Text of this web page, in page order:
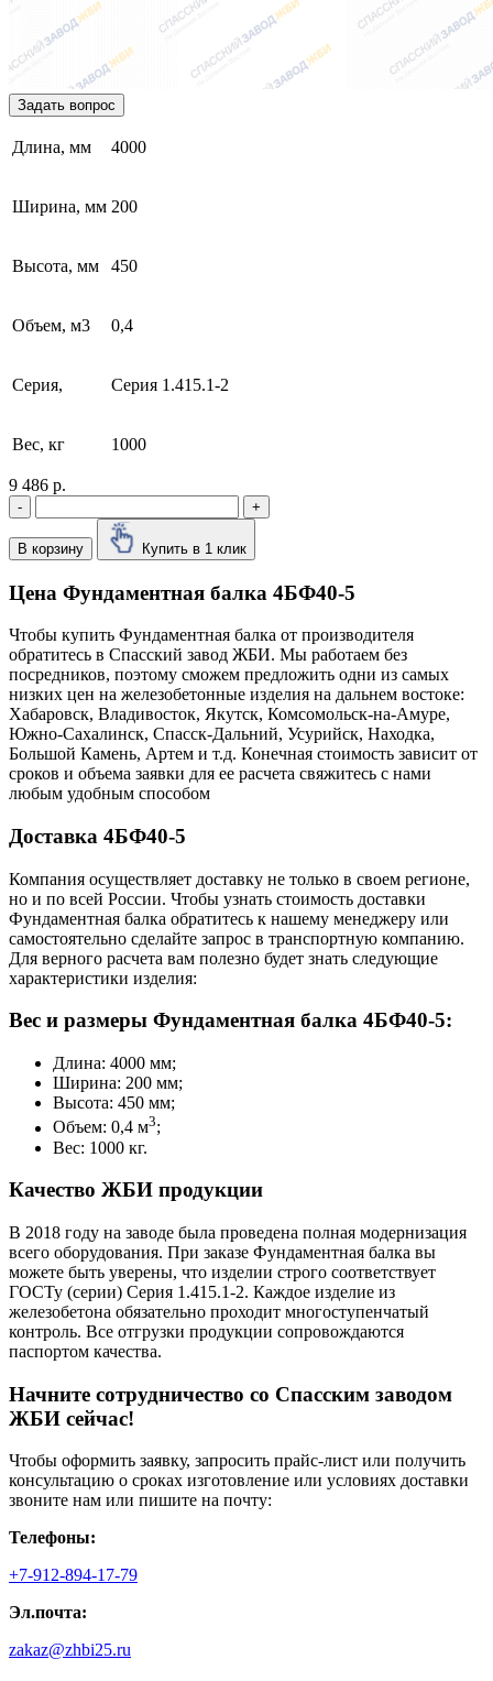
Задать вопрос
Длина, мм 4000
Ширина, мм 200
Высота, мм 450
Объем, м3 0,4
Серия, Серия 1.415.1-2
Вес, кг 1000
9 486 р.
- +
В корзину Купить в 1 клик
Цена Фундаментная балка 4БФ40-5
Чтобы купить Фундаментная балка от производителя
обратитесь в Cпасский завод ЖБИ. Мы работаем без
посредников, поэтому сможем предложить одни из самых
низких цен на железобетонные изделия на дальнем востоке:
Хабаровск, Владивосток, Якутск, Комсомольск-на-Амуре,
Южно-Сахалинск, Спасск-Дальний, Усурийск, Находка,
Большой Камень, Артем и т.д. Конечная стоимость зависит от
сроков и объема заявки для ее расчета свяжитесь с нами
любым удобным способом
Доставка 4БФ40-5
Компания осуществляет доставку не только в своем регионе,
но и по всей России. Чтобы узнать стоимость доставки
Фундаментная балка обратитесь к нашему менеджеру или
самостоятельно сделайте запрос в транспортную компанию.
Для верного расчета вам полезно будет знать следующие
характеристики изделия:
Вес и размеры Фундаментная балка 4БФ40-5:
Длина: 4000 мм;
Ширина: 200 мм;
Высота: 450 мм;
Объем: 0,4 м3;
Вес: 1000 кг.
Качество ЖБИ продукции
В 2018 году на заводе была проведена полная модернизация
всего оборудования. При заказе Фундаментная балка вы
можете быть уверены, что изделии строго соответствует
ГОСТу (серии) Серия 1.415.1-2. Каждое изделие из
железобетона обязательно проходит многоступенчатый
контроль. Все отгрузки продукции сопровождаются
паспортом качества.
Начните сотрудничество со Cпасским заводом
ЖБИ сейчас!
Чтобы оформить заявку, запросить прайс-лист или получить
консультацию о сроках изготовление или условиях доставки
звоните нам или пишите на почту:
Телефоны:
+7-912-894-17-79
Эл.почта:
zakaz@zhbi25.ru